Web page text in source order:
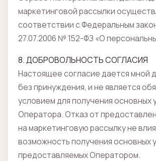
маркетинговой рассылки
соответствии с Федеральным
27.07.2006 № 152-ФЗ «О
8. ДОБРОВОЛЬНОСТЬ СОГЛАСИЯ
Настоящее согласие дается мной
без принуждения, и не является
условием для получения основных
Оператора. Отказ от
на маркетинговую рассылку не
возможность получения основных
предоставляемых Оператором.